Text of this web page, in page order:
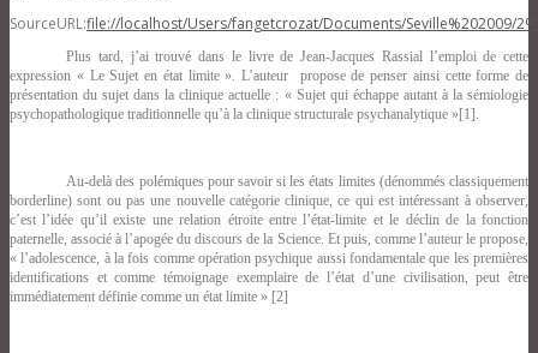
SourceURL:file://localhost/Users/fangetcrozat/Documents/Seville%202009/
Plus tard, j’ai trouvé dans le livre de Jean-Jacques Rassial l’emploi de cette
expression « Le Sujet en état limite ». L’auteur propose de penser ainsi cette forme de
présentation du sujet dans la clinique actuelle : « Sujet qui échappe autant à la sémiologie
psychopathologique traditionnelle qu’à la clinique structurale psychanalytique »[1].
Au-delà des polémiques pour savoir si les états limites (dénommés classiquement
borderline) sont ou pas une nouvelle catégorie clinique, ce qui est intéressant à observer,
c’est l’idée qu’il existe une relation étroite entre l’état-limite et le déclin de la fonction
paternelle, associé à l’apogée du discours de la Science. Et puis, comme l’auteur le propose,
« l’adolescence, à la fois comme opération psychique aussi fondamentale que les premières
identifications et comme témoignage exemplaire de l’état d’une civilisation, peut être
immédiatement définie comme un état limite » [2]